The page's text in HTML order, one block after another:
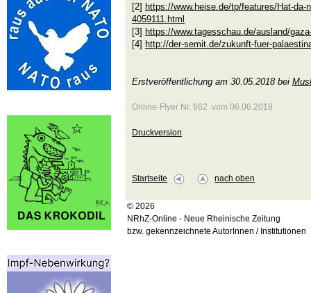
[2] https://www.heise.de/tp/features/Hat-da-
4059111.html
[3] https://www.tagesschau.de/ausland/
[4] http://der-semit.de/zukunft-fuer-
Erstveröffentlichung am 30.05.2018 bei
Online-Flyer Nr. 662 vom 06.06.2018
Druckversion
Startseite nach oben
© 2026
NRhZ-Online - Neue Rheinische Zeitung
bzw. gekennzeichnete AutorInnen / Institutionen